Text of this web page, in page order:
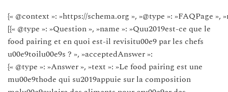
{« @context »: »https://schema.org », »@type »: »FAQPage »,
[{« @type »: »Question », »name »: »Quu2019est-ce que le
food pairing et en quoi est-il revisitu00e9 par les chefs
u00e9toilu00e9s ? », »acceptedAnswer »:
{« @type »: »Answer », »text »: »Le food pairing est une
mu00e9thode qui su2019appuie sur la composition